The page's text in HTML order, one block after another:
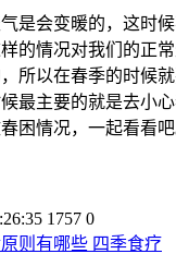
是会变暖的，这时
的情况对我们的正
所以在春季的时候
最主要的就是去小
困情况，一起看看吧
1757 0
四季食疗